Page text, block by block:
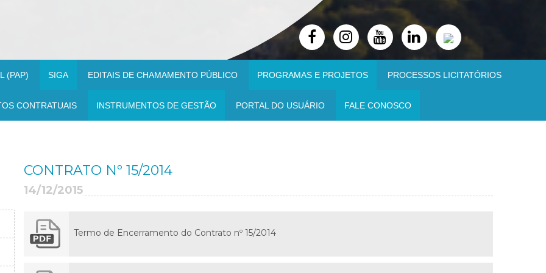
(PAP) SIGA EDITAIS DE CHAMAMENTO PÚBLICO PROGRAMAS E PROJETOS PROCESSOS LICITATÓRIOS
CONTRATUAIS INSTRUMENTOS DE GESTÃO PORTAL DO USUÁRIO FALE CONOSCO
CONTRATO Nº 15/2014
14/12/2015
Termo de Encerramento do Contrato nº 15/2014